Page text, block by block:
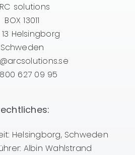
solutions
BOX 13011
Helsingborg
Schweden
627 09 95
Helsingborg, Schweden
Albin Wahlstrand